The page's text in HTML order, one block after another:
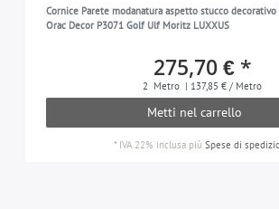
Cornice Parete modanatura aspetto stucco
Orac Decor P3071 Golf Ulf Moritz LUXXUS
275,70 € *
2 Metro | 137,85 € / Metro
Metti nel carrello
* IVA 22% inclusapiù Spese di